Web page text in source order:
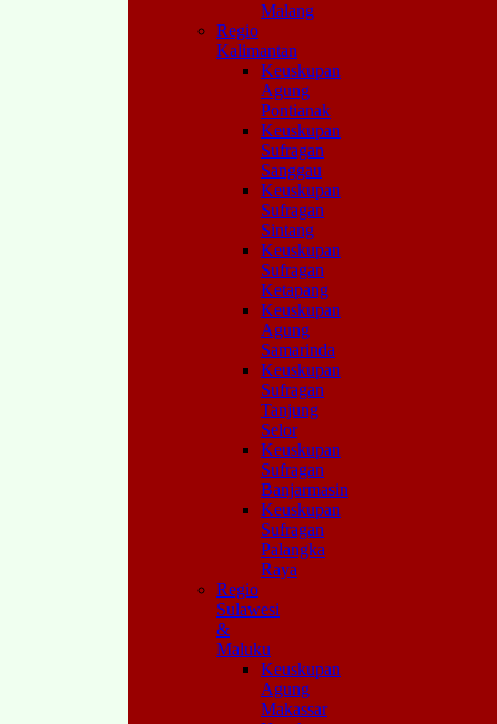
Malang
Regio
Kalimantan
Keuskupan
Agung
Pontianak
Keuskupan
Sufragan
Sanggau
Keuskupan
Sufragan
Sintang
Keuskupan
Sufragan
Ketapang
Keuskupan
Agung
Samarinda
Keuskupan
Sufragan
Tanjung
Selor
Keuskupan
Sufragan
Banjarmasin
Keuskupan
Sufragan
Palangka
Raya
Regio
Sulawesi
&
Maluku
Keuskupan
Agung
Makassar